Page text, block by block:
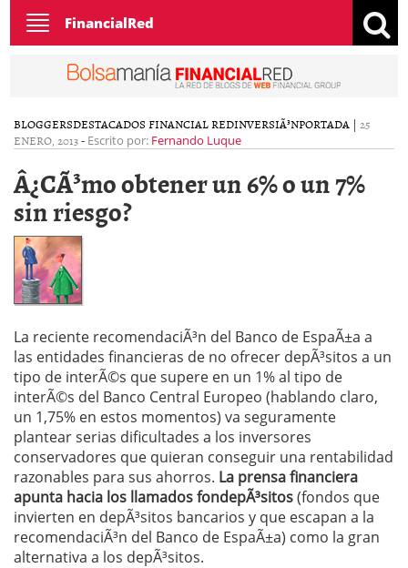
Toggle
navigation
FinancialRed
BLOGGERSDESTACADOS FINANCIAL REDINVERSIÃ³NPORTADA | 25
ENERO, 2013- Escrito por: Fernando Luque
Â¿CÃ³mo obtener un 6% o un 7%
sin riesgo?
La reciente recomendaciÃ³n del Banco de EspaÃ±a a
las entidades financieras de no ofrecer depÃ³sitos a un
tipo de interÃ©s que supere en un 1% al tipo de
interÃ©s del Banco Central Europeo (hablando claro,
un 1,75% en estos momentos) va seguramente
plantear serias dificultades a los inversores
conservadores que quieran conseguir una rentabilidad
razonables para sus ahorros. La prensa financiera
apunta hacia los llamados fondepÃ³sitos(fondos que
invierten en depÃ³sitos bancarios y que escapan a la
recomendaciÃ³n del Banco de EspaÃ±a) como la gran
alternativa a los depÃ³sitos.